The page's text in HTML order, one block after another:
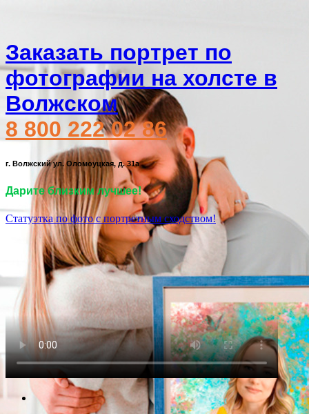
Заказать портрет по
фотографии на холсте в
Волжском
8 800 222 02 86
г. Волжский ул. Оломоуцкая, д. 31а
Дарите близким лучшее!
Статуэтка по фото с портретным сходством!